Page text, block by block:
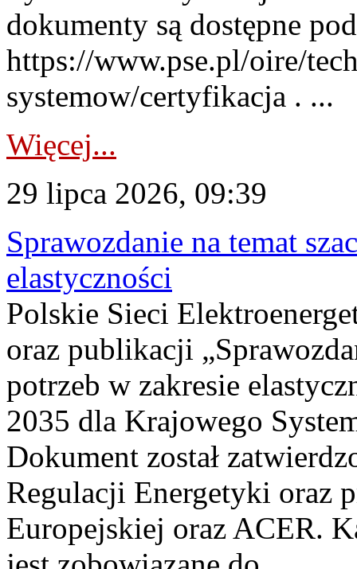
dokumenty są dostępne
https://www.pse.pl/oire/
systemow/certyfikacja . ...
Więcej...
29 lipca 2026, 09:39
Sprawozdanie na temat
elastyczności
Polskie Sieci
oraz publikacji
potrzeb w zakresie
2035 dla Krajowego
Dokument został
Regulacji Energetyki oraz
Europejskiej oraz ACER.